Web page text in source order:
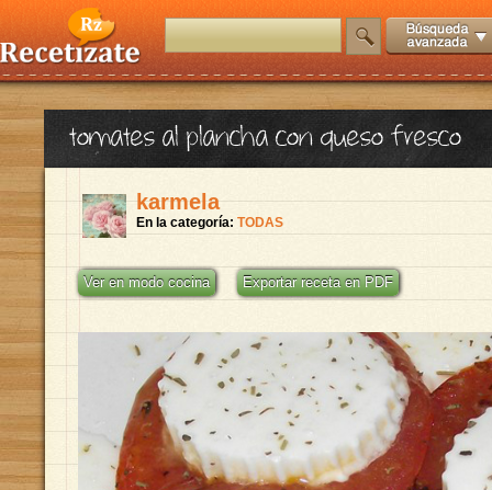
tomates al plancha con queso fresco
karmela
En la categoría: TODAS
Ver en modo cocina Exportar receta en PDF